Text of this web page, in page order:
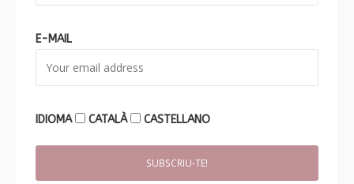
E-MAIL
IDIOMA CATALÀ CASTELLANO